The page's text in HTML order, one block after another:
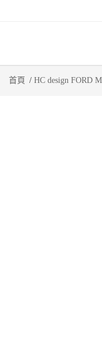
首頁 HC design FORD